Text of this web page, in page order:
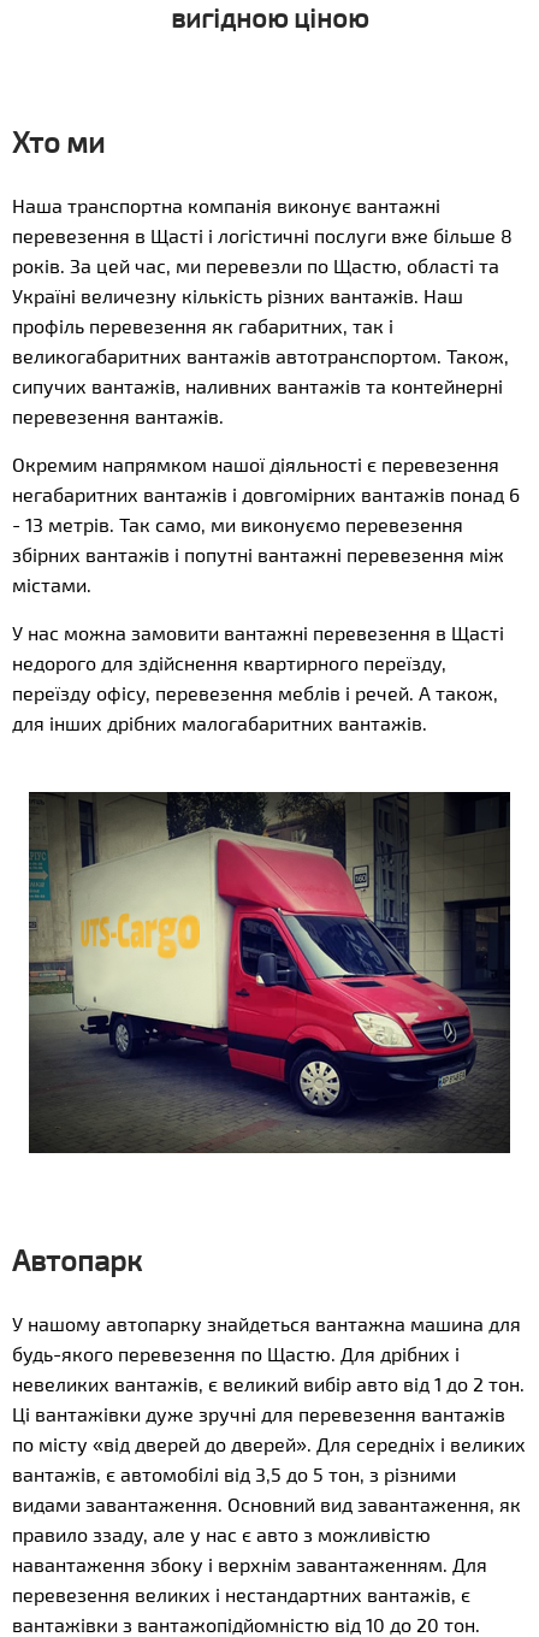
вигідною ціною
Хто ми
Наша транспортна компанія виконує вантажні
перевезення в Щасті і логістичні послуги вже більше 8
років. За цей час, ми перевезли по Щастю, області та
Україні величезну кількість різних вантажів. Наш
профіль перевезення як габаритних, так і
великогабаритних вантажів автотранспортом. Також,
сипучих вантажів, наливних вантажів та контейнерні
перевезення вантажів.
Окремим напрямком нашої діяльності є перевезення
негабаритних вантажів і довгомірних вантажів понад 6
- 13 метрів. Так само, ми виконуємо перевезення
збірних вантажів і попутні вантажні перевезення між
містами.
У нас можна замовити вантажні перевезення в Щасті
недорого для здійснення квартирного переїзду,
переїзду офісу, перевезення меблів і речей. А також,
для інших дрібних малогабаритних вантажів.
Автопарк
У нашому автопарку знайдеться вантажна машина для
будь-якого перевезення по Щастю. Для дрібних і
невеликих вантажів, є великий вибір авто від 1 до 2 тон.
Ці вантажівки дуже зручні для перевезення вантажів
по місту «від дверей до дверей». Для середніх і великих
вантажів, є автомобілі від 3,5 до 5 тон, з різними
видами завантаження. Основний вид завантаження, як
правило ззаду, але у нас є авто з можливістю
навантаження збоку і верхнім завантаженням. Для
перевезення великих і нестандартних вантажів, є
вантажівки з вантажопідйомністю від 10 до 20 тон.